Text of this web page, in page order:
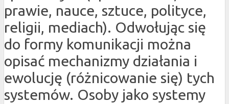
prawie, nauce, sztuce, polityce,
religii, mediach). Odwołując się
do formy komunikacji można
opisać mechanizmy działania i
ewolucję (różnicowanie się) tych
systemów. Osoby jako systemy